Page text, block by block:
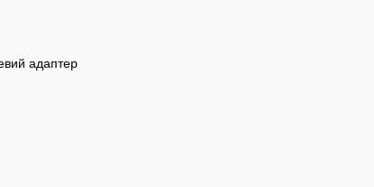
адаптер